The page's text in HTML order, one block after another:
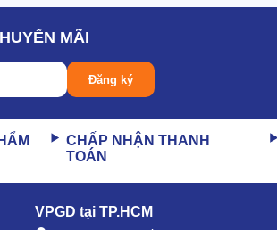
là sợi thủy
cơ nứt hỏng.
MÃI
Đăng ký
CHẤP NHẬN THANH
TOÁN
VPGD tại TP.HCM